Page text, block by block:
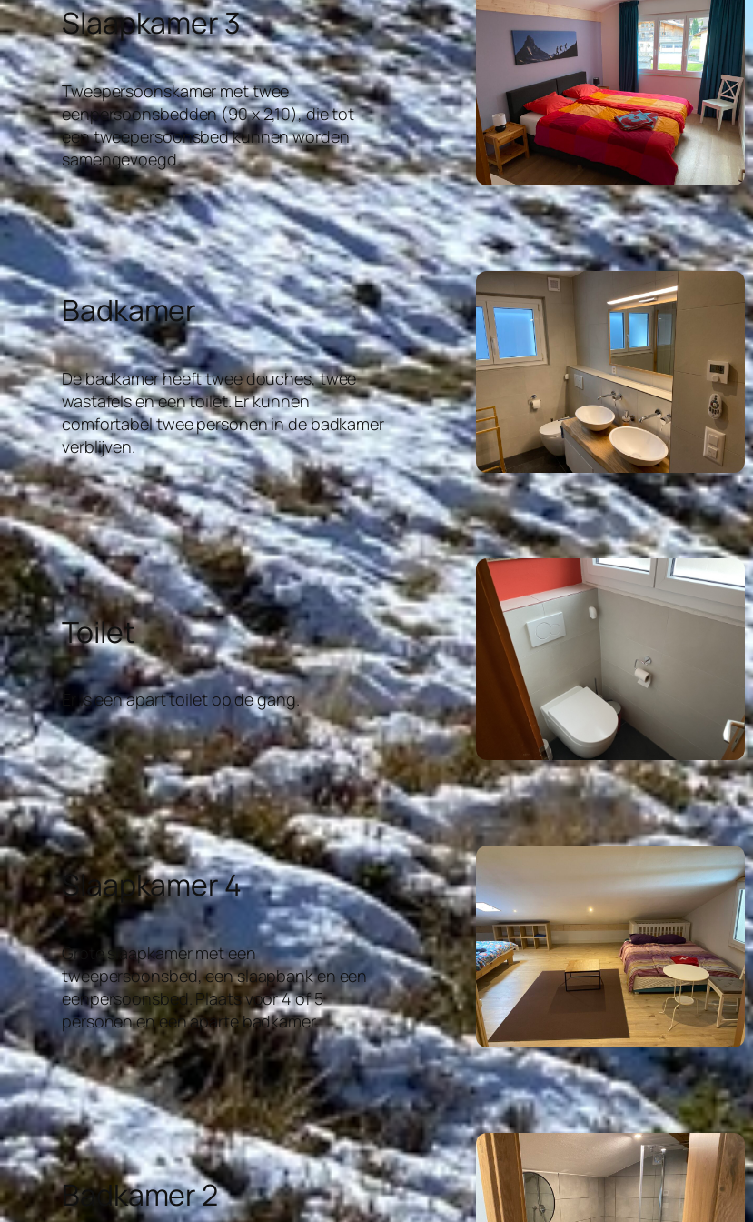
Slaapkamer 3
Tweepersoonskamer met twee
eenpersoonsbedden (90 x 2,10), die tot
een tweepersoonsbed kunnen worden
samengevoegd.
Badkamer
De badkamer heeft twee douches, twee
wastafels en een toilet. Er kunnen
comfortabel twee personen in de badkamer
verblijven.
Toilet
Er is een apart toilet op de gang.
Slaapkamer 4
Grote slaapkamer met een
tweepersoonsbed, een slaapbank en een
eenpersoonsbed. Plaats voor 4 of 5
personen en een aparte badkamer.
Badkamer 2